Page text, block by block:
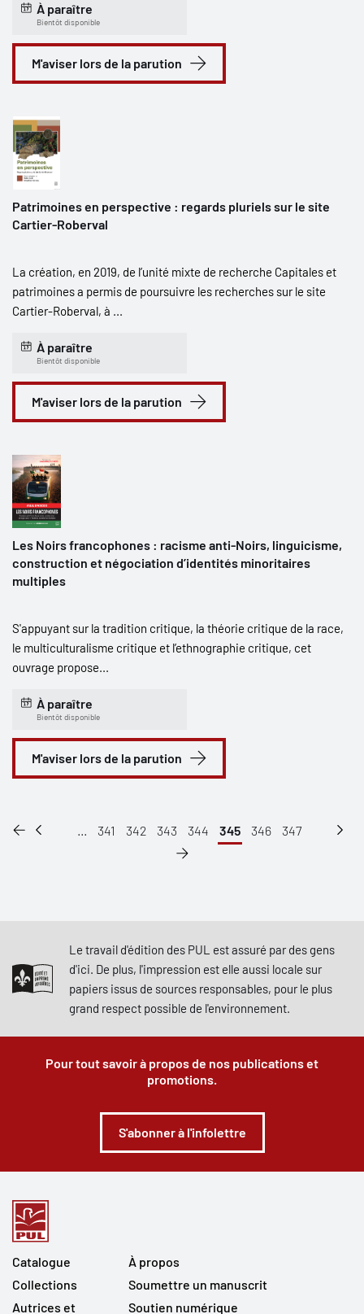
À paraître
Bientôt disponible
M'aviser lors de la parution
Patrimoines en perspective : regards pluriels sur le site
Cartier-Roberval
La création, en 2019, de l’unité mixte de recherche Capitales et
patrimoines a permis de poursuivre les recherches sur le site
Cartier-Roberval, à ...
À paraître
Bientôt disponible
M'aviser lors de la parution
Les Noirs francophones : racisme anti-Noirs, linguicisme,
construction et négociation d’identités minoritaires
multiples
S'appuyant sur la tradition critique, la théorie critique de la race,
le multiculturalisme critique et l’ethnographie critique, cet
ouvrage propose...
À paraître
Bientôt disponible
M'aviser lors de la parution
... 341 342 343 344 345 346 347
Le travail d'édition des PUL est assuré par des gens
d'ici. De plus, l'impression est elle aussi locale sur
papiers issus de sources responsables, pour le plus
grand respect possible de l'environnement.
Pour tout savoir à propos de nos publications et
promotions.
S'abonner à l'infolettre
Catalogue
Collections
Autrices et
À propos
Soumettre un manuscrit
Soutien numérique